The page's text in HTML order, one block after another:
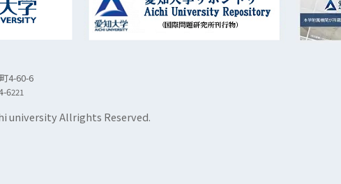
4-60-6
6221
university Allrights Reserved.